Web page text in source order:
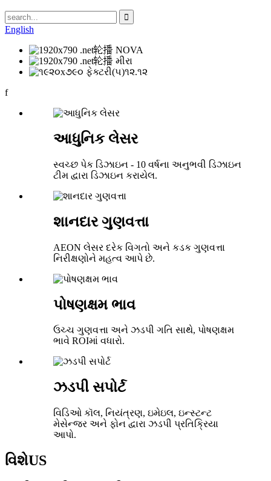
English
f
આધુનિક લેસર
સ્વચ્છ પેક ડિઝાઇન - 10 વર્ષના અનુભવી ડિઝાઇન
ટીમ દ્વારા ડિઝાઇન કરાયેલ.
શાનદાર ગુણવત્તા
AEON લેસર દરેક વિગતો અને કડક ગુણવત્તા
નિરીક્ષણોને મહત્વ આપે છે.
પોષણક્ષમ ભાવ
ઉચ્ચ ગુણવત્તા અને ઝડપી ગતિ સાથે, પોષણક્ષમ
ભાવે ROIમાં વધારો.
ઝડપી સપોર્ટ
વિડિઓ કૉલ, નિયંત્રણ, ઇમેઇલ, ઇન્સ્ટન્ટ
મેસેન્જર અને ફોન દ્વારા ઝડપી પ્રતિક્રિયા
આપો.
વિશેUS